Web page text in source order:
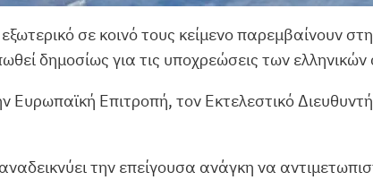
σε κοινό τους κείμενο παρεμβαίνουν
δημοσίως για τις υποχρεώσεις των
Επιτροπή, τον Εκτελεστικό
την επείγουσα ανάγκη να